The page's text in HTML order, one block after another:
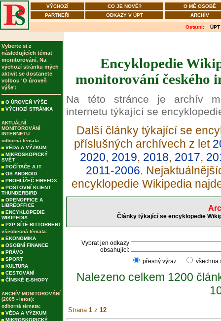
VÝCHOZÍ CO JE NOVÉ?
O MÉ OSOBĚ
PARTNEŘI
ODKAZY V ÚPT ARCHÍV
Ostatní: ÚPT
Vyberte si z
následujících témat
monitorování. Na
výchozí stránku mých
aktivit se dostanete
volbou 'O úroveň
výše':
O ÚROVEŇ VÝŠE
VÝCHOZÍ STRÁNKA
AKTUÁLNÍ
MONITOROVÁNÍ
INTERNETU
odborná témata:
VĚDA A VÝZKUM
MIKROSKOPICKÝ
SVĚT
POČÍTAČE A IT
OS ANDROID
PROHLÍŽEČ FIREFOX
POŠTOVNÍ KLIENT
THUNDERBIRD
OPENOFFICE A
LIBREOFFICE
ENCYKLOPEDIE
WIKIPEDIA
P2P SÍTĚ BITTORRENT
všeobecná témata:
EKONOMIKA
OSOBNÍ FINANCE
PRÁVO
SPORT
KULTURA
CESTOVÁNÍ
ČÍNSKÉ E-SHOPY
ARCHÍV MONITOROVÁNÍ
(2005 - letos):
odborná témata:
VĚDA A VÝZKUM
MIKROSKOPICKÝ
Encyklopedie
monitorování českého
Na této stránce je archív
internetu týkající se
Další články týkající se
příslušných archívech z let
2020, 2019, 2018, 2017,
2011-2006.
encyklopedie Wikipedia
Články týkající se encyklopedie
Vybrat jen odkazy
obsahující:
přesný výraz
Nalezeno celkem 1200
Strana 1 z 12